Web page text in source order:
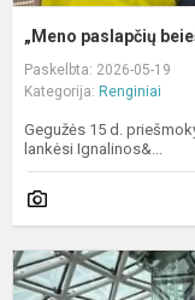
„Meno paslapčių
Paskelbta: 2026-05-19
Kategorija: Renginiai
Gegužės 15 d.
lankėsi Ignalinos&...